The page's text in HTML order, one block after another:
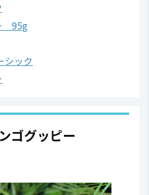
95g
シック
ゴグッピー